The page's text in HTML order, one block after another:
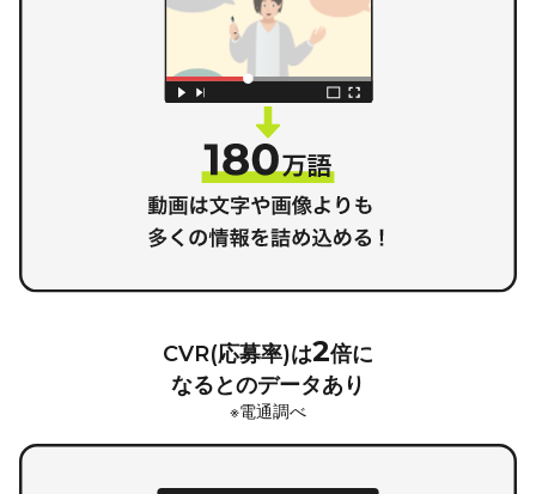
CVR(応募率)は2倍に
なるとのデータあり
※電通調べ